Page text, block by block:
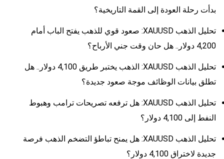
بدأت رحلة العودة إلى القمة التاريخية؟
تحليل الذهب XAUUSD: صعود قوي للذهب يفتح الباب أمام
4,200 دولار.. هل حان وقت جني الأرباح؟
تحليل الذهب XAUUSD: الذهب يختبر طريق 4,100 دولار.. هل
تطلق بيانات الوظائف موجة صعود جديدة؟
تحليل الذهب XAUUSD: هل ترفعه تصريحات ترامب وهبوط
النفط إلى 4,100 دولار؟
تحليل الذهب XAUUSD: هل يمنح تباطؤ التضخم الذهب فرصة
جديدة لاختراق 4,100 دولار؟